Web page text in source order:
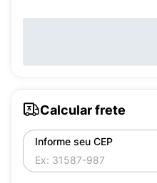
Calcular frete
Informe seu CEP